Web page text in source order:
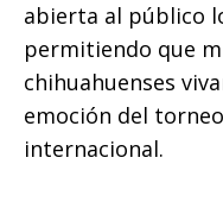
abierta al público
permitiendo que
chihuahuenses
emoción del
internacional.